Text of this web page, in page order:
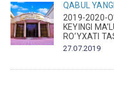
QABUL
2019-2020-
KEYINGI
RO‘YXATI
27.07.2019